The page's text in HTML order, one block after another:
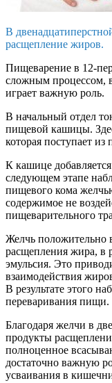
В
расщепление жиров.
Пищеварение в 12-
сложным процессом,
играет важную роль.
В начальный отдел
пищевой кашицы.
которая поступает
К кашице
следующем этапе
пищевого кома
содержимое не
пищеварительного
Желчь положительно
расщепления жира, в
эмульсия. Это
взаимодействия
В результате этого
переваривания пищи.
Благодаря желчи в
продукты
полноценное
достаточно важную
усваивания в